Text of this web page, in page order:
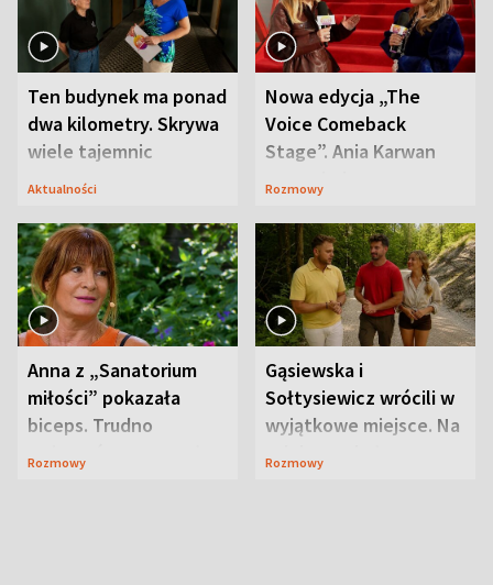
Ten budynek ma ponad
dwa kilometry. Skrywa
wiele tajemnic
Aktualności
Nowa edycja „The
Voice Comeback
Stage”. Ania Karwan
zapowiada
Rozmowy
Anna z „Sanatorium
miłości” pokazała
biceps. Trudno
uwierzyć, co przeszła
Rozmowy
Gąsiewska i
Sołtysiewicz wrócili w
wyjątkowe miejsce. Na
szlaku czekał
Rozmowy